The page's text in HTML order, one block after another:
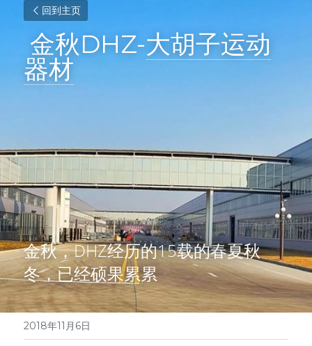
回到主页
金秋DHZ-大胡子运动
器材
金秋，DHZ经历的15载的春夏秋
冬，已经硕果累累
2018年11月6日